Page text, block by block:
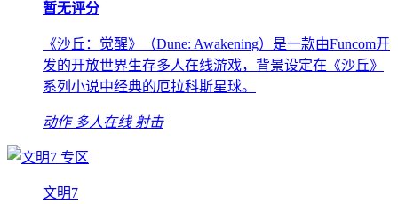
暂无评分
《沙丘：觉醒》（Dune: Awakening）是一款由Funcom开
发的开放世界生存多人在线游戏，背景设定在《沙丘》
系列小说中经典的厄拉科斯星球。
动作 多人在线 射击
专区
文明7